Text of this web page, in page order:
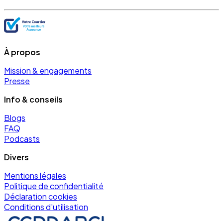
À propos
Mission & engagements
Presse
Info & conseils
Blogs
FAQ
Podcasts
Divers
Mentions légales
Politique de confidentialité
Déclaration cookies
Conditions d'utilisation